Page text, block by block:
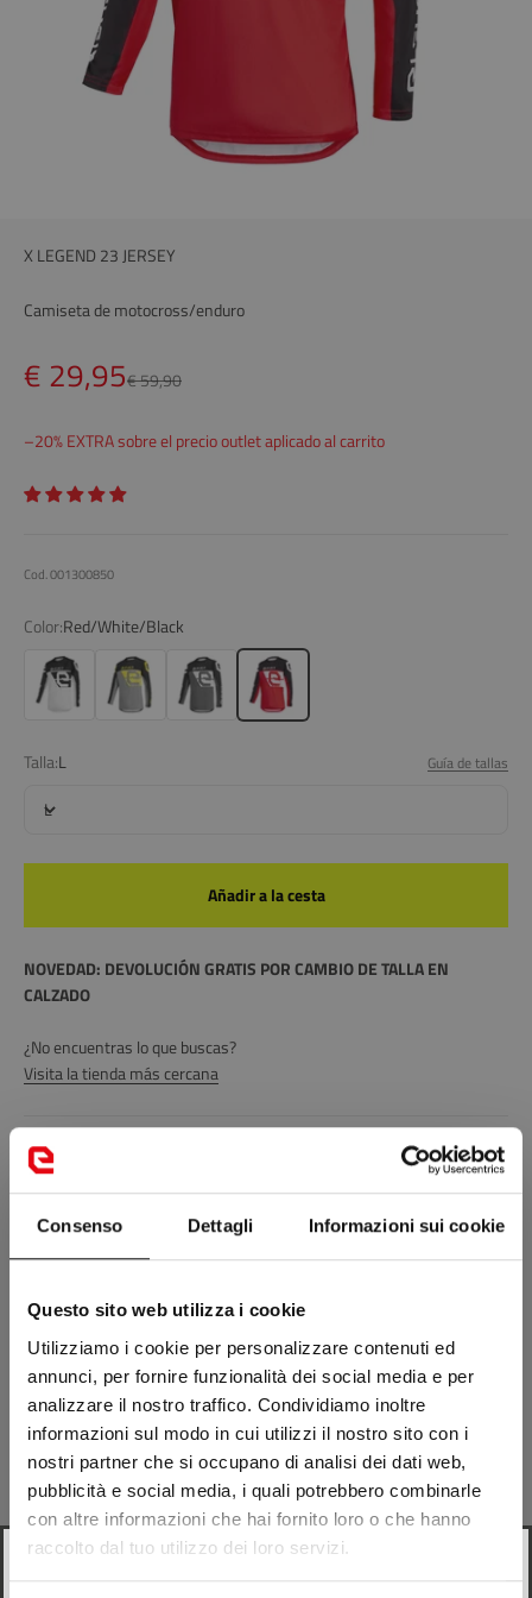
Consenso Dettagli Informazioni sui cookie
Questo sito web utilizza i cookie
Utilizziamo i cookie per personalizzare contenuti ed
annunci, per fornire funzionalità dei social media e per
analizzare il nostro traffico. Condividiamo inoltre
informazioni sul modo in cui utilizzi il nostro sito con i
nostri partner che si occupano di analisi dei dati web,
pubblicità e social media, i quali potrebbero combinarle
con altre informazioni che hai fornito loro o che hanno
raccolto dal tuo utilizzo dei loro servizi.
X LEGEND 23 JERSEY
Camiseta de motocross/enduro
Precio
€ 29,95Precio
€ 59,90
–20% EXTRA sobre el precio outlet aplicado al carrito
Cod. 001300850
Color:Red/White/Black
White/Black Grey/Yellow/Black
Dark Grey Red/White/Black
Talla:L Guía de tallas
L
Añadir a la cesta
NOVEDAD: DEVOLUCIÓN GRATIS POR CAMBIO DE TALLA EN
CALZADO
¿No encuentras lo que buscas?
Visita la tienda más cercana
Descripción
Composición
Envío
Repuestos
Podría gustarte
Looks likeItalianis more preferred for you. Change